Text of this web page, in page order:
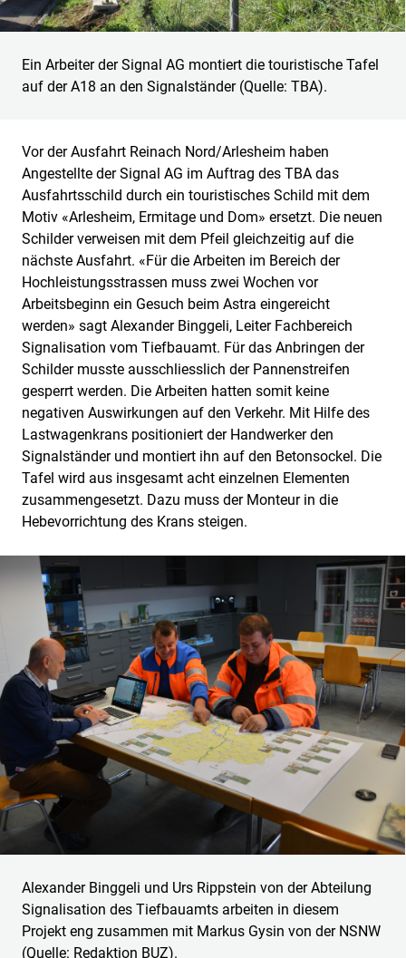
Ein Arbeiter der Signal AG montiert die touristische Tafel
auf der A18 an den Signalständer (Quelle: TBA).
Vor der Ausfahrt Reinach Nord/Arlesheim haben
Angestellte der Signal AG im Auftrag des TBA das
Ausfahrtsschild durch ein touristisches Schild mit dem
Motiv «Arlesheim, Ermitage und Dom» ersetzt. Die neuen
Schilder verweisen mit dem Pfeil gleichzeitig auf die
nächste Ausfahrt. «Für die Arbeiten im Bereich der
Hochleistungsstrassen muss zwei Wochen vor
Arbeitsbeginn ein Gesuch beim Astra eingereicht
werden» sagt Alexander Binggeli, Leiter Fachbereich
Signalisation vom Tiefbauamt. Für das Anbringen der
Schilder musste ausschliesslich der Pannenstreifen
gesperrt werden. Die Arbeiten hatten somit keine
negativen Auswirkungen auf den Verkehr. Mit Hilfe des
Lastwagenkrans positioniert der Handwerker den
Signalständer und montiert ihn auf den Betonsockel. Die
Tafel wird aus insgesamt acht einzelnen Elementen
zusammengesetzt. Dazu muss der Monteur in die
Hebevorrichtung des Krans steigen.
Alexander Binggeli und Urs Rippstein von der Abteilung
Signalisation des Tiefbauamts arbeiten in diesem
Projekt eng zusammen mit Markus Gysin von der NSNW
(Quelle: Redaktion BUZ).